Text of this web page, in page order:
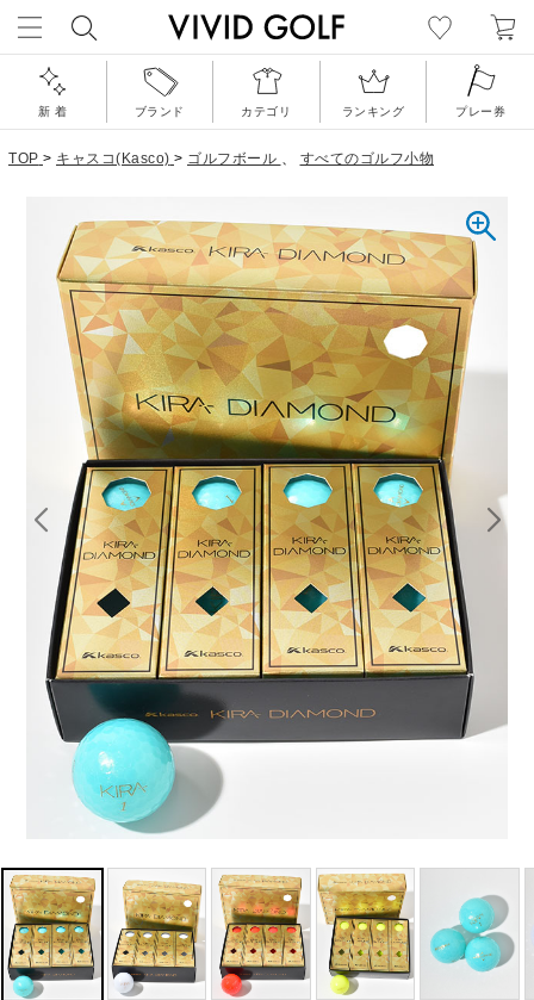
新 着 ブランド カテゴリ ランキング プレー券
TOP > キャスコ(Kasco) > ゴルフボール 、 すべてのゴルフ小物